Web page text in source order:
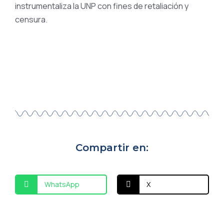
instrumentaliza la UNP con fines de retaliación y
censura.
Compartir en:
WhatsApp X